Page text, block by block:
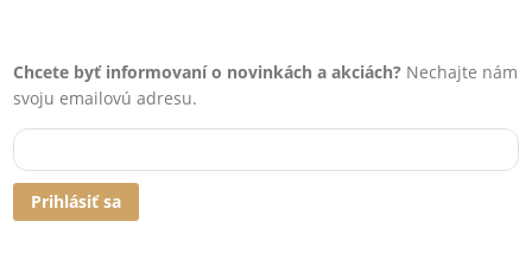
Chcete byť informovaní o novinkách a akciách? Nechajte nám
svoju emailovú adresu.
Prihlásiť sa